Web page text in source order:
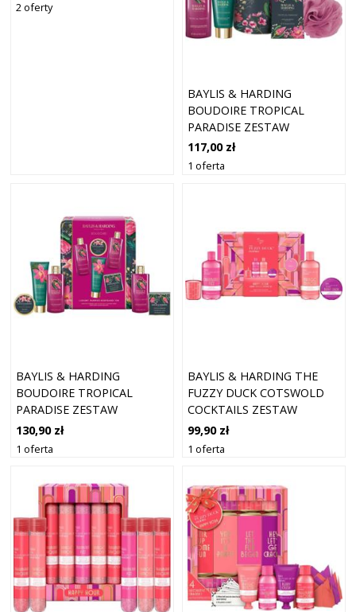
2 oferty
BAYLIS & HARDING
BOUDOIRE TROPICAL
PARADISE ZESTAW
UPOMINKOWY BLASZANE
PUDEŁKO
117,00 zł
1 oferta
BAYLIS & HARDING
BOUDOIRE TROPICAL
PARADISE ZESTAW
UPOMINKOWY BLASZANE
PUDEŁKO
130,90 zł
1 oferta
BAYLIS & HARDING THE
FUZZY DUCK COTSWOLD
COCKTAILS ZESTAW
UPOMINKOWY DO WANNY
99,90 zł
1 oferta